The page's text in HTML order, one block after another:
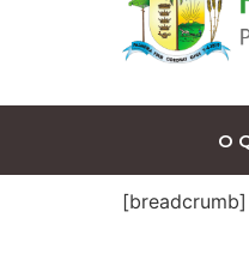
O
[breadcrumb]